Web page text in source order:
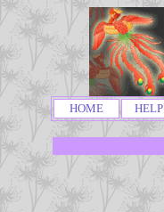
HOME HELP